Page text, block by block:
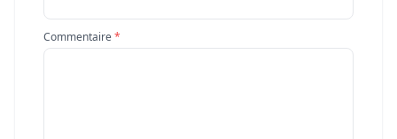
Commentaire*